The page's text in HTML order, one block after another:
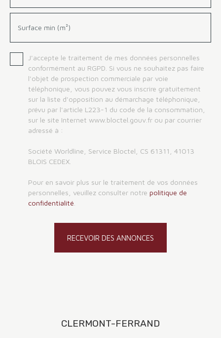
Surface min (m²)
J'accepte le traitement de mes données personnelles
conformément au RGPD. Si vous ne souhaitez pas faire
l'objet de prospection commerciale par voie
téléphonique, vous pouvez vous inscrire gratuitement
sur la liste d'opposition au démarchage téléphonique,
prévu par l'article L223-1 du code de la consommation,
sur le site Internet www.bloctel.gouv.fr ou par courrier
adressé à :
Société Worldline, Service Bloctel, CS 61311, 41013
BLOIS CEDEX.
Pour en savoir plus sur le traitement de vos données
personnelles, veuillez consulter notre politique de
confidentialité
RECEVOIR DES ANNONCES
CLERMONT-FERRAND